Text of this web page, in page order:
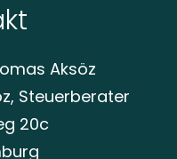
Aksöz
Steuerberater
20c